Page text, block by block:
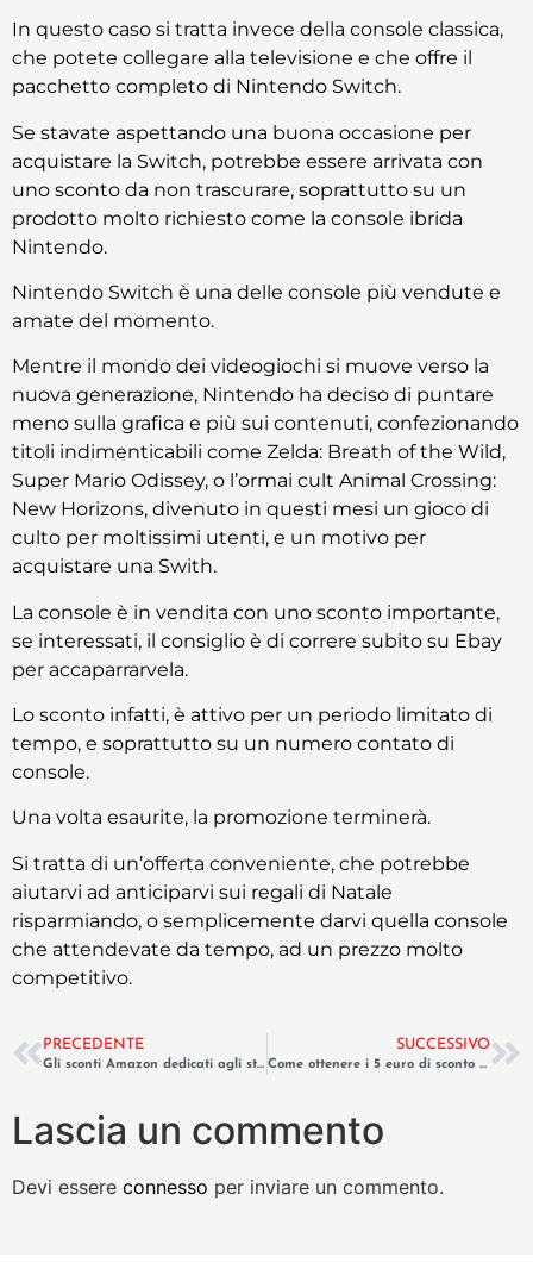
In questo caso si tratta invece della console classica,
che potete collegare alla televisione e che offre il
pacchetto completo di Nintendo Switch.
Se stavate aspettando una buona occasione per
acquistare la Switch, potrebbe essere arrivata con
uno sconto da non trascurare, soprattutto su un
prodotto molto richiesto come la console ibrida
Nintendo.
Nintendo Switch è una delle console più vendute e
amate del momento.
Mentre il mondo dei videogiochi si muove verso la
nuova generazione, Nintendo ha deciso di puntare
meno sulla grafica e più sui contenuti, confezionando
titoli indimenticabili come Zelda: Breath of the Wild,
Super Mario Odissey, o l’ormai cult Animal Crossing:
New Horizons, divenuto in questi mesi un gioco di
culto per moltissimi utenti, e un motivo per
acquistare una Swith.
La console è in vendita con uno sconto importante,
se interessati, il consiglio è di correre subito su Ebay
per accaparrarvela.
Lo sconto infatti, è attivo per un periodo limitato di
tempo, e soprattutto su un numero contato di
console.
Una volta esaurite, la promozione terminerà.
Si tratta di un’offerta conveniente, che potrebbe
aiutarvi ad anticiparvi sui regali di Natale
risparmiando, o semplicemente darvi quella console
che attendevate da tempo, ad un prezzo molto
competitivo.
PRECEDENTE
Gli sconti Amazon dedicati agli studenti
SUCCESSIVO
Come ottenere i 5 euro di sconto su Amazon
Lascia un commento
Devi essere connesso per inviare un commento.